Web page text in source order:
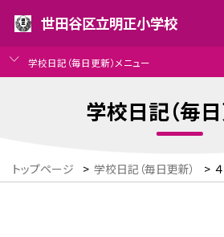
世田谷区立明正小学校
学校日記（毎日更新）メニュー
学校日記（毎日
トップページ > 学校日記（毎日更新） >